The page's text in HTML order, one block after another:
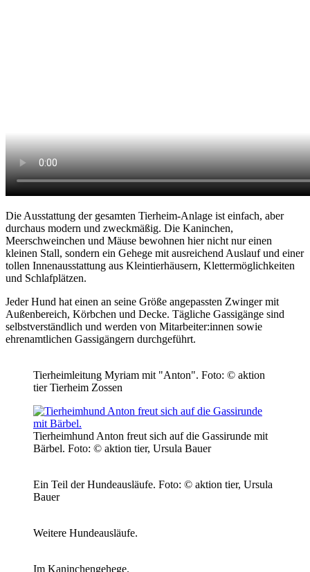
Die Ausstattung der gesamten Tierheim-Anlage ist einfach, aber
durchaus modern und zweckmäßig. Die Kaninchen,
Meerschweinchen und Mäuse bewohnen hier nicht nur einen
kleinen Stall, sondern ein Gehege mit ausreichend Auslauf und einer
tollen Innenausstattung aus Kleintierhäusern, Klettermöglichkeiten
und Schlafplätzen.
Jeder Hund hat einen an seine Größe angepassten Zwinger mit
Außenbereich, Körbchen und Decke. Tägliche Gassigänge sind
selbstverständlich und werden von Mitarbeiter:innen sowie
ehrenamtlichen Gassigängern durchgeführt.
Tierheimleitung Myriam mit "Anton". Foto: © aktion
tier Tierheim Zossen
Tierheimhund Anton freut sich auf die Gassirunde mit
Bärbel. Foto: © aktion tier, Ursula Bauer
Ein Teil der Hundeausläufe. Foto: © aktion tier, Ursula
Bauer
Weitere Hundeausläufe.
Im Kaninchengehege.